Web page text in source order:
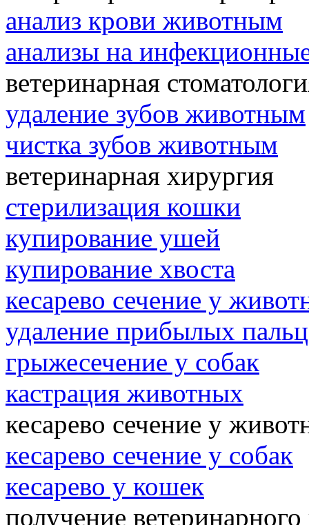
анализ крови животным
анализы на
ветеринарная
удаление зубов животным
чистка зубов животным
ветеринарная хирургия
стерилизация кошки
купирование ушей
купирование хвоста
кесарево сечение у
удаление прибылых
грыжесечение у собак
кастрация животных
кесарево сечение у
кесарево сечение у собак
кесарево у кошек
получение ветеринарного